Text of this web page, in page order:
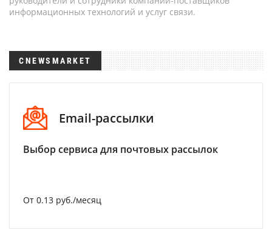
информационных технологий и услуг связи.
CNEWSMARKET
Email-рассылки
Выбор сервиса для почтовых рассылок
От 0.13 руб./месяц